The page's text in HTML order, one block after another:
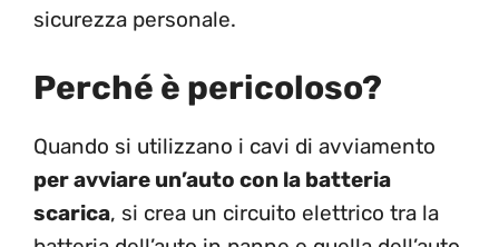
sicurezza personale.
Perché è pericoloso?
Quando si utilizzano i cavi di avviamento
per avviare un’auto con la batteria
scarica, si crea un circuito elettrico tra la